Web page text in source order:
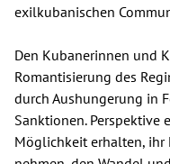
exilkubanischen
Den Kubanerinnen und
Romantisierung des
durch Aushungerung in
Sanktionen. Perspektive
Möglichkeit erhalten, ihr